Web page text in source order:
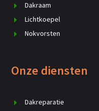
Dakraam
Lichtkoepel
Nokvorsten
Onze diensten
Dakreparatie